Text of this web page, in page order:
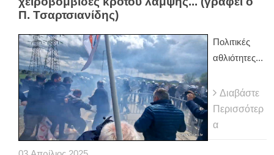
Π. Τσαρτσιανίδης)
Πολιτικές
αθλιότητες...
Διαβάστε
Περισσότερ
α